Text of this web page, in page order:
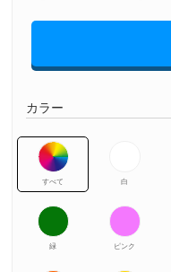
カラー
すべて 白
緑 ピンク